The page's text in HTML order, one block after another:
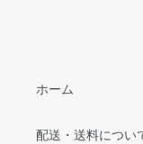
ホーム
配送・送料につい